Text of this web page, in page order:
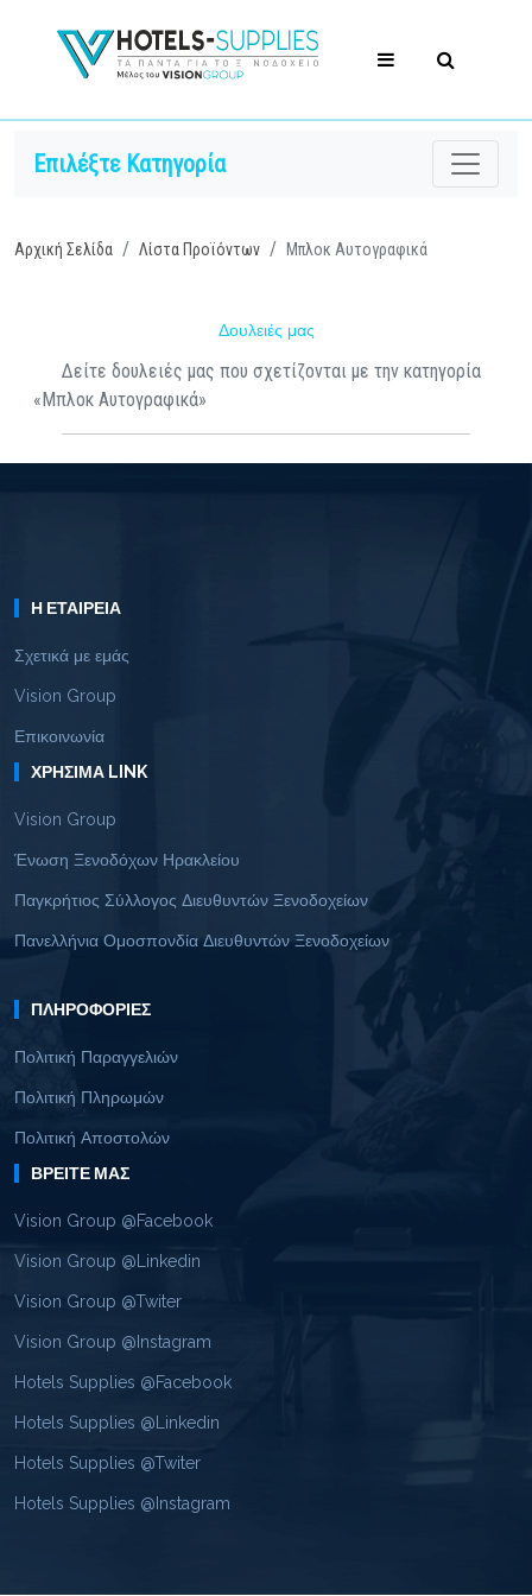
Επιλέξτε Κατηγορία
Αρχική Σελίδα Λίστα Προϊόντων Μπλοκ Αυτογραφικά
Δουλειές μας
Δείτε δουλειές μας που σχετίζονται με την κατηγορία
«Μπλοκ Αυτογραφικά»
Η ΕΤΑΙΡΕΊΑ
Σχετικά με εμάς
Vision Group
Επικοινωνία
ΧΡΉΣΙΜΑ LINK
Vision Group
Ένωση Ξενοδόχων Ηρακλείου
Παγκρήτιος Σύλλογος Διευθυντών Ξενοδοχείων
Πανελλήνια Ομοσπονδία Διευθυντών Ξενοδοχείων
ΠΛΗΡΟΦΟΡΊΕΣ
Πολιτική Παραγγελιών
Πολιτική Πληρωμών
Πολιτική Αποστολών
ΒΡΕΊΤΕ ΜΑΣ
Vision Group @Facebook
Vision Group @Linkedin
Vision Group @Twiter
Vision Group @Instagram
Hotels Supplies @Facebook
Hotels Supplies @Linkedin
Hotels Supplies @Twiter
Hotels Supplies @Instagram